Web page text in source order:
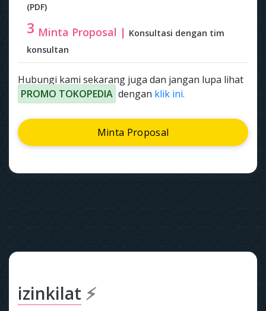
(PDF)
3 Minta Proposal | Konsultasi dengan tim
konsultan
Hubungi kami sekarang juga dan jangan lupa lihat
PROMO TOKOPEDIA dengan klik ini.
Minta Proposal
izinkilat ⚡